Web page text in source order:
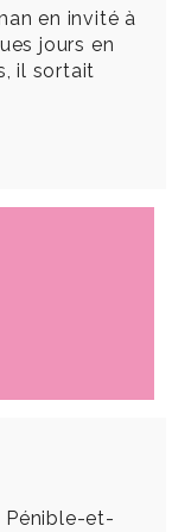
en invité à
jours en
il sortait
Pénible-et-